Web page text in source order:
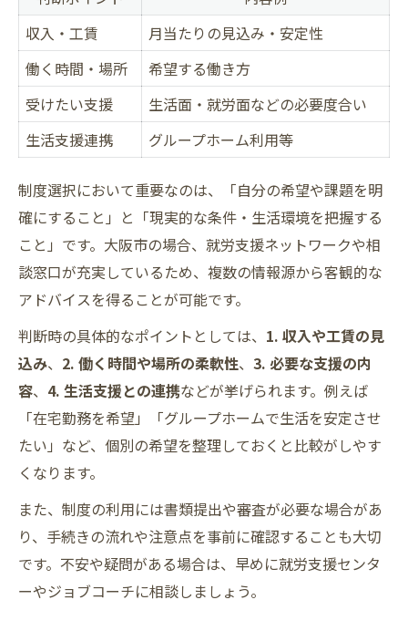
収入・工賃
月当たりの見込み・安定性
働く時間・場所
希望する働き方
受けたい支援
生活面・就労面などの必要度合い
生活支援連携
グループホーム利用等
制度選択において重要なのは、「自分の希望や課題を明
確にすること」と「現実的な条件・生活環境を把握する
こと」です。大阪市の場合、就労支援ネットワークや相
談窓口が充実しているため、複数の情報源から客観的な
アドバイスを得ることが可能です。
判断時の具体的なポイントとしては、 1. 収入や工賃の見
込み、 2. 働く時間や場所の柔軟性、 3. 必要な支援の内
容、 4. 生活支援との連携などが挙げられます。例えば
「在宅勤務を希望」「グループホームで生活を安定させ
たい」など、個別の希望を整理しておくと比較がしやす
くなります。
また、制度の利用には書類提出や審査が必要な場合があ
り、手続きの流れや注意点を事前に確認することも大切
です。不安や疑問がある場合は、早めに就労支援センタ
ーやジョブコーチに相談しましょう。